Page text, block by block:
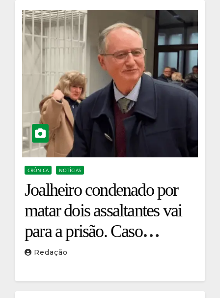
CRÔNICA NOTÍCIAS
Joalheiro condenado por
matar dois assaltantes vai
para a prisão. Caso
reacende debate sobre
Redação